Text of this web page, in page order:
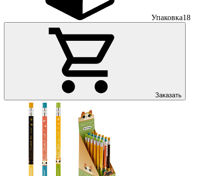
Упаковка18
Заказать